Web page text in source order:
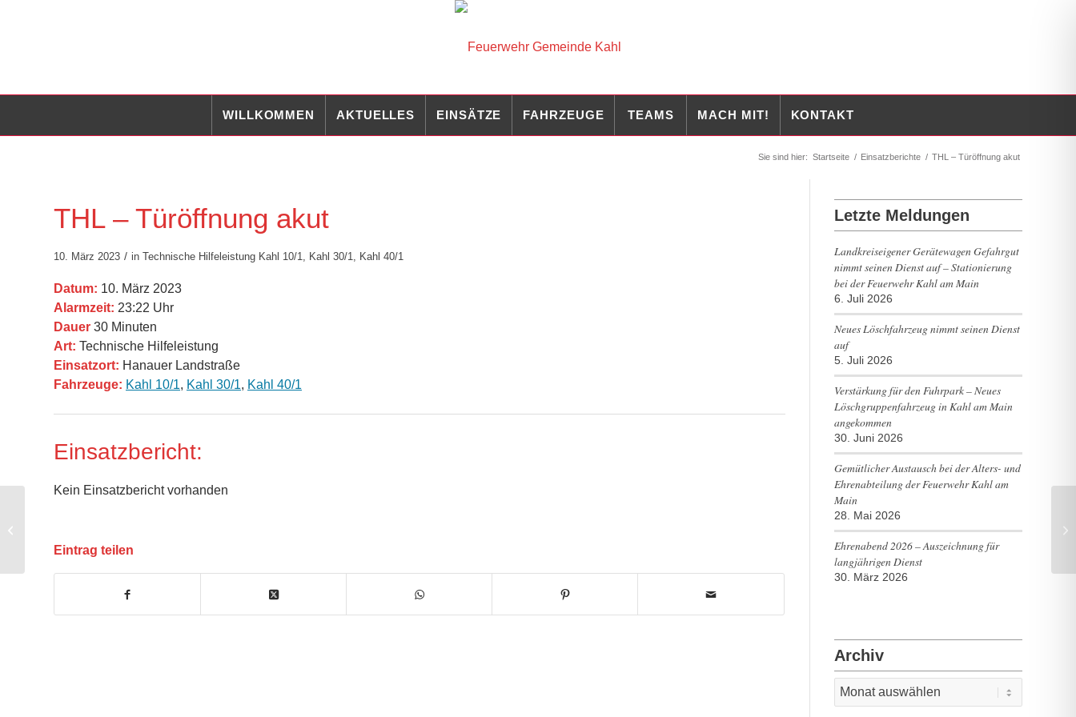
WILLKOMMEN AKTUELLES EINSÄTZE FAHRZEUGE TEAMS MACH MIT! KONTAKT
Sie sind hier: Startseite / Einsatzberichte / THL – Türöffnung akut
THL – Türöffnung akut
10. März 2023 / in Technische Hilfeleistung Kahl 10/1, Kahl 30/1, Kahl 40/1
Datum: 10. März 2023
Alarmzeit: 23:22 Uhr
Dauer 30 Minuten
Art: Technische Hilfeleistung
Einsatzort: Hanauer Landstraße
Fahrzeuge: Kahl 10/1, Kahl 30/1, Kahl 40/1
Einsatzbericht:
Kein Einsatzbericht vorhanden
Eintrag teilen
Letzte Meldungen
Landkreiseigener Gerätewagen Gefahrgut
nimmt seinen Dienst auf – Stationierung
bei der Feuerwehr Kahl am Main
6. Juli 2026
Neues Löschfahrzeug nimmt seinen Dienst
auf
5. Juli 2026
Verstärkung für den Fuhrpark – Neues
Löschgruppenfahrzeug in Kahl am Main
angekommen
30. Juni 2026
Gemütlicher Austausch bei der Alters- und
Ehrenabteilung der Feuerwehr Kahl am
Main
28. Mai 2026
Ehrenabend 2026 – Auszeichnung für
langjährigen Dienst
30. März 2026
Archiv